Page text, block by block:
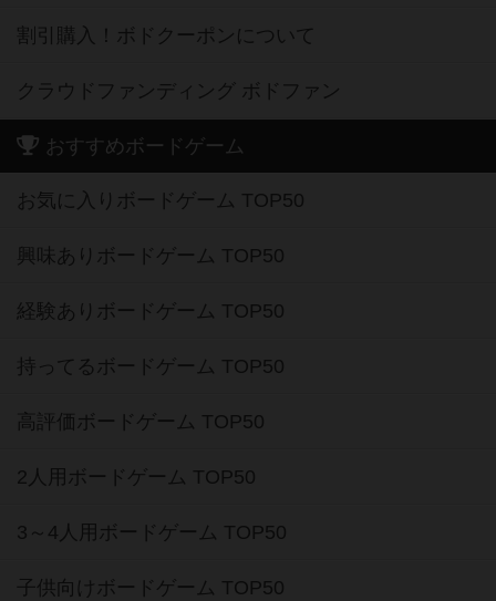
割引購入！ボドクーポンについて
クラウドファンディング ボドファン
おすすめボードゲーム
お気に入りボードゲーム TOP50
興味ありボードゲーム TOP50
経験ありボードゲーム TOP50
持ってるボードゲーム TOP50
高評価ボードゲーム TOP50
2人用ボードゲーム TOP50
3～4人用ボードゲーム TOP50
子供向けボードゲーム TOP50